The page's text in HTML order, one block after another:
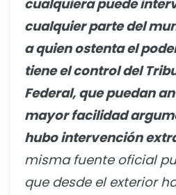
cualquiera puede
cualquier parte del
a quien ostenta el
tiene el control del
Federal, que puedan
mayor facilidad
hubo intervención
misma fuente oficial
que desde el exterior